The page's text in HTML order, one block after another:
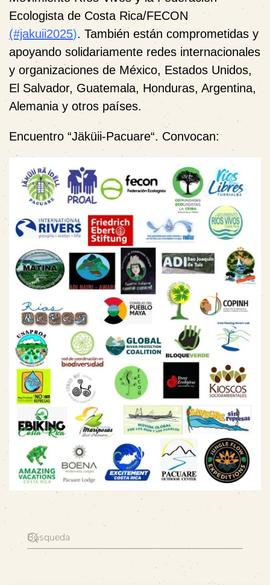
Ecologista de Costa Rica/FECON
(#jakuii2025). También están comprometidas y
apoyando solidariamente redes internacionales
y organizaciones de México, Estados Unidos,
El Salvador, Guatemala, Honduras, Argentina,
Alemania y otros países.
Encuentro “Jäküii-Pacuare“. Convocan: